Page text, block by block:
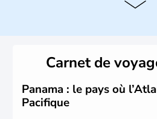
Carnet de
Panama : le pays où
Pacifique